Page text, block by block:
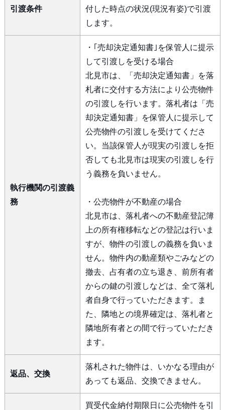
引渡条件
付した時点の状況(現況有姿)で引渡
します。
執行機関の引渡義
務
・｢売却決定通知書｣を保管人に提示
して引渡しを受ける場合
北見市は、「売却決定通知書」を落
札者に交付する方法により公売物件
の引渡しを行います。落札者は「売
却決定通知書」を保管人に提示して
公売物件の引渡しを受けてくださ
い。当該保管人が現実の引渡しを拒
否しても北見市は現実の引渡しを行
う義務を負いません。
・公売物件が不動産の場合
北見市は、落札者への不動産登記簿
上の所有権移転などの登記は行いま
すが、物件の引渡しの義務を負いま
せん。物件内の動産類やごみなどの
撤去、占有者の立ち退き、前所有者
からの鍵の引渡しなどは、全て落札
者自身で行っていただきます。ま
た、隣地との境界確定は、落札者と
隣地所有者との間で行っていただき
ます。
返品、交換
落札された物件は、いかなる理由が
あっても返品、交換できません。
買受代金納付期限日に公売物件を引